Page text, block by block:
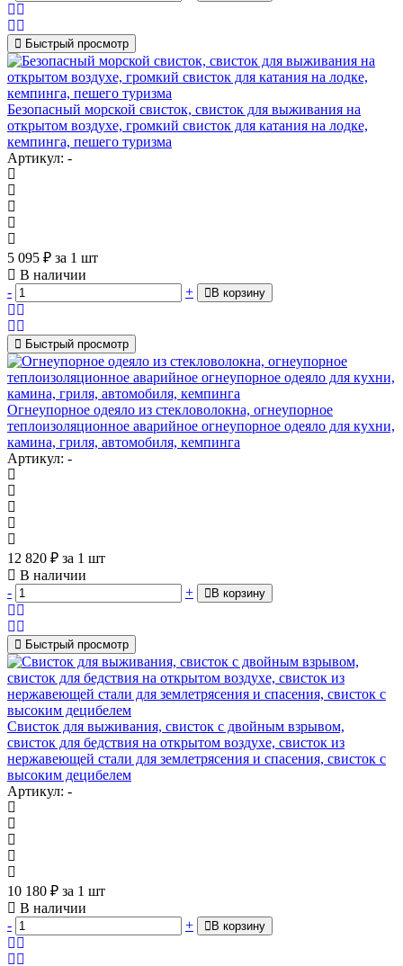
Быстрый просмотр
Безопасный морской свисток, свисток для выживания на
открытом воздухе, громкий свисток для катания на лодке,
кемпинга, пешего туризма
Артикул: -
5 095 ₽ за 1 шт
В наличии
-
+ В корзину
Быстрый просмотр
Огнеупорное одеяло из стекловолокна, огнеупорное
теплоизоляционное аварийное огнеупорное одеяло для кухни,
камина, гриля, автомобиля, кемпинга
Артикул: -
12 820 ₽ за 1 шт
В наличии
-
+ В корзину
Быстрый просмотр
Свисток для выживания, свисток с двойным взрывом,
свисток для бедствия на открытом воздухе, свисток из
нержавеющей стали для землетрясения и спасения, свисток с
высоким децибелем
Артикул: -
10 180 ₽ за 1 шт
В наличии
-
+ В корзину